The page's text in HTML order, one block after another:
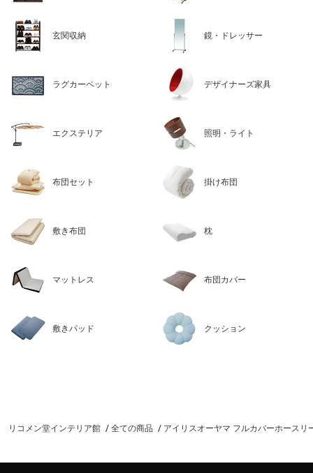
玄関収納 鏡・ドレッサー
ラグカーペット デザイナーズ家具
エクステリア 照明・ライト
布団セット 掛け布団
敷き布団 枕
マットレス 布団カバー
敷きパッド クッション
リコメン堂インテリア館 全ての商品 アイリスオーヤマ フルカバーホースリ